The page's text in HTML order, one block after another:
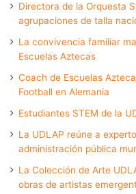
Directora de la Orquesta
agrupaciones de talla
La convivencia familiar
Escuelas Aztecas
Coach de Escuelas
Football en Alemania
Estudiantes STEM de la
La UDLAP reúne a
administración pública
La Colección de Arte
obras de artistas